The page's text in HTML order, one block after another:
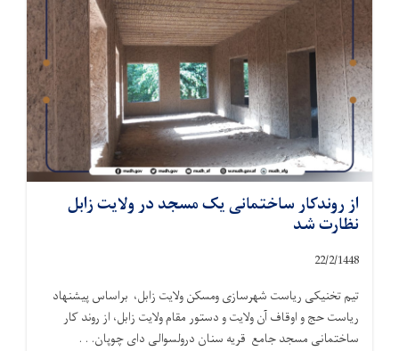
از روندکار ساختمانی یک مسجد در ولایت زابل
نظارت شد
22/2/1448
تیم تخنیکی ریاست شهرسازی ومسکن ولایت زابل، براساس پیشنهاد
ریاست حج و اوقاف آن ولایت و دستور مقام ولایت زابل، از روند کار
ساختمانی مسجد جامع قریه سنان درولسوالی دای چوپان. . .